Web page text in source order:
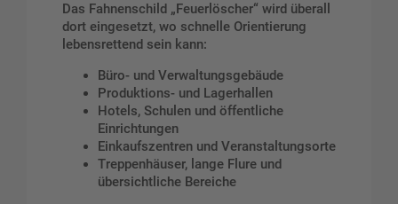
Das Fahnenschild „Feuerlöscher“ wird überall
dort eingesetzt, wo schnelle Orientierung
lebensrettend sein kann:
Büro- und Verwaltungsgebäude
Produktions- und Lagerhallen
Hotels, Schulen und öffentliche
Einrichtungen
Einkaufszentren und Veranstaltungsorte
Treppenhäuser, lange Flure und
übersichtliche Bereiche